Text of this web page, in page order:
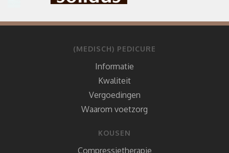
(MEDISCH) PEDICURE
Informatie
Kwaliteit
Vergoedingen
Waarom voetzorg
KOUSEN
Compressietherapie